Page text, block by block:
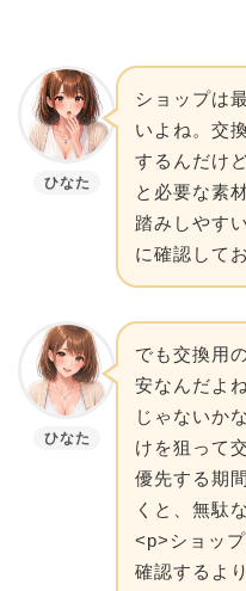
ひなた
ショップは
いよね。交
するんだけ
と必要な素
踏みしやす
に確認して
ひなた
でも交換用
安なんだよ
じゃないか
けを狙って
優先する期
くと、無駄
<p>ショッ
確認するよ